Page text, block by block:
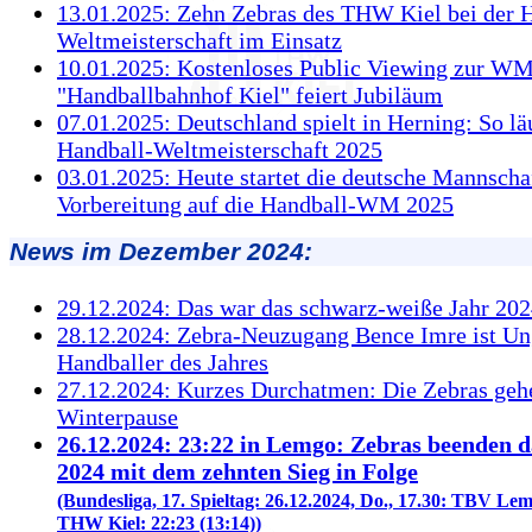
13.01.2025: Zehn Zebras des THW Kiel bei der
Weltmeisterschaft im Einsatz
10.01.2025: Kostenloses Public Viewing zur
"Handballbahnhof Kiel" feiert Jubiläum
07.01.2025: Deutschland spielt in Herning: So
Handball-Weltmeisterschaft 2025
03.01.2025: Heute startet die deutsche
Vorbereitung auf die Handball-WM 2025
News im Dezember 2024:
29.12.2024: Das war das schwarz-weiße Jahr
28.12.2024: Zebra-Neuzugang Bence Imre ist
Handballer des Jahres
27.12.2024: Kurzes Durchatmen: Die Zebras
Winterpause
26.12.2024: 23:22 in Lemgo: Zebras beenden
2024 mit dem zehnten Sieg in Folge
(Bundesliga, 17. Spieltag: 26.12.2024, Do., 17.30: TBV
THW Kiel: 22:23 (13:14))